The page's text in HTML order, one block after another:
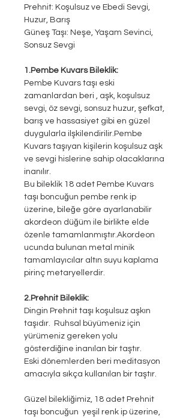
Prehnit: Koşulsuz ve Ebedi Sevgi,
Huzur, Barış
Güneş Taşı: Neşe, Yaşam Sevinci,
Sonsuz Sevgi
1.Pembe Kuvars Bileklik:
Pembe Kuvars taşı eski
zamanlardan beri , aşk, koşulsuz
sevgi, öz sevgi, sonsuz huzur, şefkat,
barış ve hassasiyet gibi en güzel
duygularla ilşkilendirilir.Pembe
Kuvars taşıyan kişilerin koşulsuz aşk
ve sevgi hislerine sahip olacaklarına
inanılır.
Bu bileklik 18 adet Pembe Kuvars
taşı boncuğun pembe renk ip
üzerine, bileğe göre ayarlanabilir
akordeon düğüm ile birlikte elde
özenle tamamlanmıştır.Akordeon
ucunda bulunan metal minik
tamamlayıcılar altın suyu kaplama
pirinç metaryellerdir.
2.Prehnit Bileklik:
Dingin Prehnit taşı koşulsuz aşkın
taşıdır. Ruhsal büyümeniz için
yürümeniz gereken yolu
gösterdiğine inanılan bir taştır.
Eski dönemlerden beri meditasyon
amacıyla sıkça kullanılan bir taştır.
Güzel bilekliğimiz, 18 adet Prehnit
taşı boncuğun yeşil renk ip üzerine,